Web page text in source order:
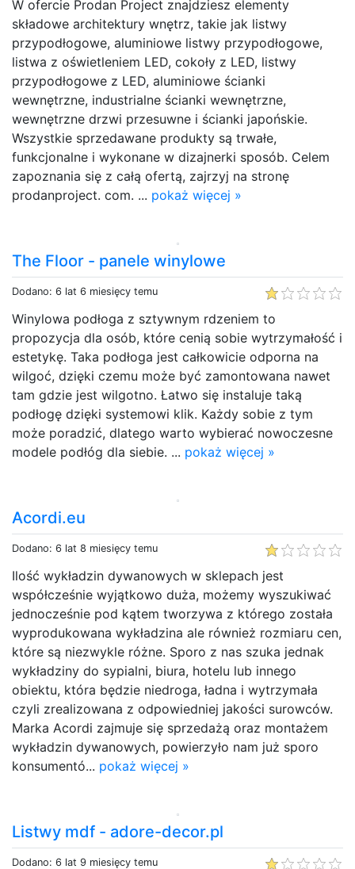
W ofercie Prodan Project znajdziesz elementy
składowe architektury wnętrz, takie jak listwy
przypodłogowe, aluminiowe listwy przypodłogowe,
listwa z oświetleniem LED, cokoły z LED, listwy
przypodłogowe z LED, aluminiowe ścianki
wewnętrzne, industrialne ścianki wewnętrzne,
wewnętrzne drzwi przesuwne i ścianki japońskie.
Wszystkie sprzedawane produkty są trwałe,
funkcjonalne i wykonane w dizajnerki sposób. Celem
zapoznania się z całą ofertą, zajrzyj na stronę
prodanproject. com. ... pokaż więcej »
The Floor - panele winylowe
Dodano: 6 lat 6 miesięcy temu
Winylowa podłoga z sztywnym rdzeniem to
propozycja dla osób, które cenią sobie wytrzymałość i
estetykę. Taka podłoga jest całkowicie odporna na
wilgoć, dzięki czemu może być zamontowana nawet
tam gdzie jest wilgotno. Łatwo się instaluje taką
podłogę dzięki systemowi klik. Każdy sobie z tym
może poradzić, dlatego warto wybierać nowoczesne
modele podłóg dla siebie. ... pokaż więcej »
Acordi.eu
Dodano: 6 lat 8 miesięcy temu
Ilość wykładzin dywanowych w sklepach jest
współcześnie wyjątkowo duża, możemy wyszukiwać
jednocześnie pod kątem tworzywa z którego została
wyprodukowana wykładzina ale również rozmiaru cen,
które są niezwykle różne. Sporo z nas szuka jednak
wykładziny do sypialni, biura, hotelu lub innego
obiektu, która będzie niedroga, ładna i wytrzymała
czyli zrealizowana z odpowiedniej jakości surowców.
Marka Acordi zajmuje się sprzedażą oraz montażem
wykładzin dywanowych, powierzyło nam już sporo
konsumentó... pokaż więcej »
Listwy mdf - adore-decor.pl
Dodano: 6 lat 9 miesięcy temu